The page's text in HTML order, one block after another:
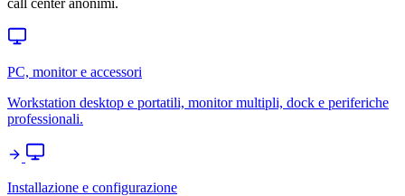
call center anonimi.
PC, monitor e accessori
Workstation desktop e portatili, monitor multipli, dock e periferiche
professionali.
Installazione e configurazione